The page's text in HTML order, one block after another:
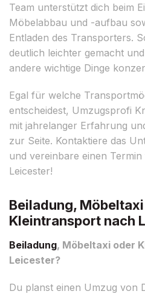
Team unterstützt dich beim
Möbelabbau und -aufbau
Entladen des Transporters.
deutlich leichter gemacht
andere wichtige Dinge
Egal für welche
entscheidest, Umzugsprofi
mit jahrelanger Erfahrung
zur Seite. Kontaktiere das
und vereinbare einen
Leicester!
Beiladung,
Kleintransport nach
Beiladung, Möbeltaxi oder
Leicester?
Du planst einen Umzug von